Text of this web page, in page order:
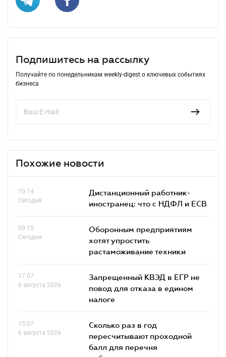
Подпишитесь на рассылку
Получайте по понедельникам weekly-digest о ключевых событиях
бизнеса
Похожие новости
10.14
Сегодня
Дистанционный работник-
иностранец: что с НДФЛ и ЕСВ
09.15
Сегодня
Оборонным предприятиям
хотят упростить
растаможивание техники
17.07
6 августа 2026
Запрещенный КВЭД в ЕГР не
повод для отказа в едином
налоге
15.07
6 августа 2026
Сколько раз в год
пересчитывают проходной
балл для перечня